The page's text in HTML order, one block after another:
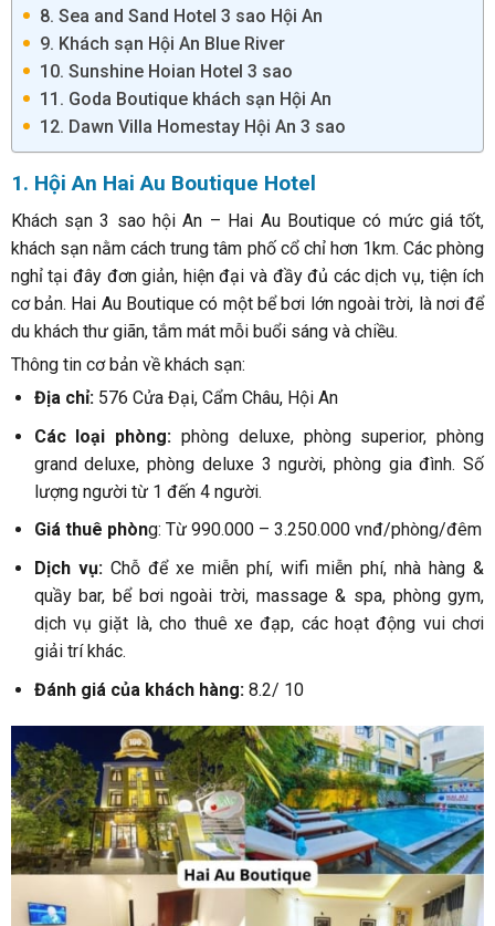
8. Sea and Sand Hotel 3 sao Hội An
9. Khách sạn Hội An Blue River
10. Sunshine Hoian Hotel 3 sao
11. Goda Boutique khách sạn Hội An
12. Dawn Villa Homestay Hội An 3 sao
1. Hội An Hai Au Boutique Hotel
Khách sạn 3 sao hội An – Hai Au Boutique có mức giá tốt,
khách sạn nằm cách trung tâm phố cổ chỉ hơn 1km. Các phòng
nghỉ tại đây đơn giản, hiện đại và đầy đủ các dịch vụ, tiện ích
cơ bản. Hai Au Boutique có một bể bơi lớn ngoài trời, là nơi để
du khách thư giãn, tắm mát mỗi buổi sáng và chiều.
Thông tin cơ bản về khách sạn:
Địa chỉ:576 Cửa Đại, Cẩm Châu, Hội An
Các loại phòng: phòng deluxe, phòng superior, phòng
grand deluxe, phòng deluxe 3 người, phòng gia đình. Số
lượng người từ 1 đến 4 người.
Giá thuê phòng: Từ 990.000 – 3.250.000 vnđ/phòng/đêm
Dịch vụ:Chỗ để xe miễn phí, wifi miễn phí, nhà hàng &
quầy bar, bể bơi ngoài trời, massage & spa, phòng gym,
dịch vụ giặt là, cho thuê xe đạp, các hoạt động vui chơi
giải trí khác.
Đánh giá của khách hàng: 8.2/ 10